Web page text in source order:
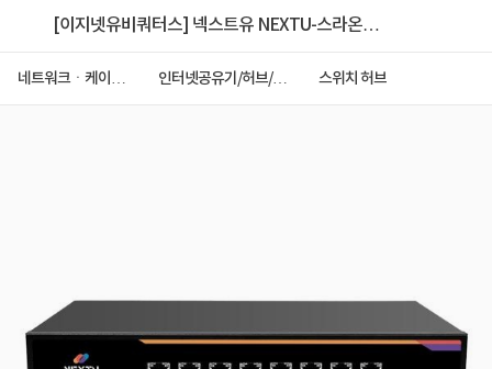
[이지넷유비쿼터스] 넥스트유 NEXTU-스라온
네트워크ㆍ케이블
인터넷공유기/허브/랜
스위치 허브